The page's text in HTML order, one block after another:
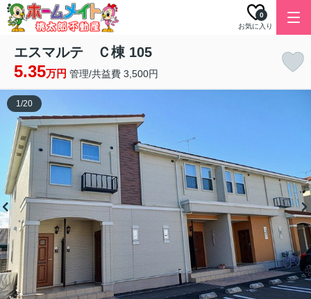
お気に入り
0
エスマルテ Ｃ棟 105
5.35万円 管理/共益費 3,500円
1/20